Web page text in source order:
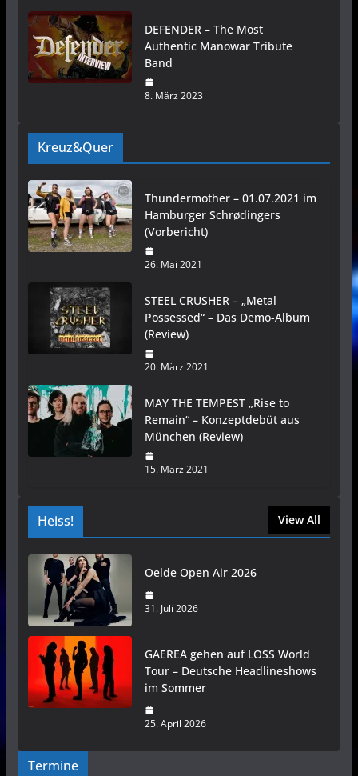
DEFENDER – The Most
Authentic Manowar Tribute
Band
8. März 2023
Kreuz&Quer
Thundermother – 01.07.2021 im
Hamburger Schrødingers
(Vorbericht)
26. Mai 2021
STEEL CRUSHER – „Metal
Possessed“ – Das Demo-Album
(Review)
20. März 2021
MAY THE TEMPEST „Rise to
Remain“ – Konzeptdebüt aus
München (Review)
15. März 2021
Heiss! View All
Oelde Open Air 2026
31. Juli 2026
GAEREA gehen auf LOSS World
Tour – Deutsche Headlineshows
im Sommer
25. April 2026
Termine